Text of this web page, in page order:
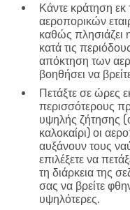
Κάντε κράτηση
αεροπορικών
καθώς πλησιάζει
κατά τις
απόκτηση των
βοηθήσει να
Πετάξτε σε ώρες
περισσότερους
υψηλής ζήτησης
καλοκαίρι) οι
αυξάνουν τους
επιλέξετε να
τη διάρκεια της
σας να βρείτε
υψηλότερες.